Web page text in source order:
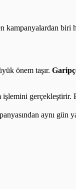
kampanyalardan biri
önem taşır.
gerçekleştirir.
aynı gün